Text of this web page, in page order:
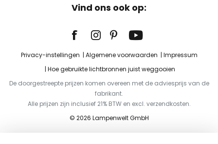
Vind ons ook op:
Privacy-instellingen Algemene voorwaarden
Impressum
Hoe gebruikte lichtbronnen juist weggooien
De doorgestreepte prijzen komen overeen met de adviesprijs van de
fabrikant.
Alle prijzen zijn inclusief 21% BTW en excl. verzendkosten.
© 2026 Lampenwelt GmbH